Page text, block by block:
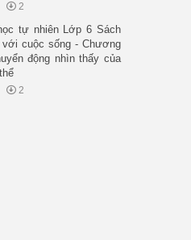
2
tự nhiên Lớp 6 Sách
cuộc sống - Chương
động nhìn thấy của
2